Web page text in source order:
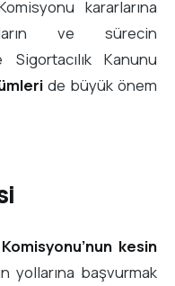
kararlarına
ve sürecin
Kanunu
de büyük önem
kesin
yollarına başvurmak